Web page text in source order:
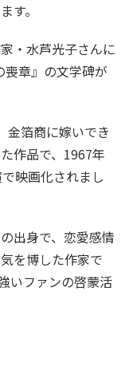
す。
・水芦光子さんに
章』の文学碑が
金箔商に嫁いでき
作品で、1967年
映画化されまし
出身で、恋愛感情
を博した作家で
いファンの啓蒙活